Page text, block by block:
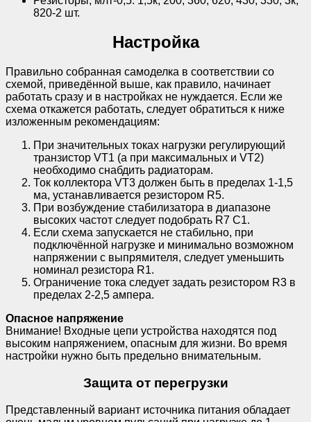
820-2 шт.
Настройка
Правильно собранная самоделка в соответствии со
схемой, приведённой выше, как правило, начинает
работать сразу и в настройках не нуждается. Если же
схема откажется работать, следует обратиться к ниже
изложенным рекомендациям:
При значительных токах нагрузки регулирующий
транзистор VT1 (а при максимальных и VT2)
необходимо снабдить радиаторам.
Ток коллектора VT3 должен быть в пределах 1-1,5
ма, устанавливается резистором R5.
При возбуждение стабилизатора в диапазоне
высоких частот следует подобрать R7 C1.
Если схема запускается не стабильно, при
подключённой нагрузке и минимально возможном
напряжении с выпрямителя, следует уменьшить
номинал резистора R1.
Ограничение тока следует задать резистором R3 в
пределах 2-2,5 ампера.
Опасное напряжение
Внимание! Входные цепи устройства находятся под
высоким напряжением, опасным для жизни. Во время
настройки нужно быть предельно внимательным.
Защита от перегрузки
Представленный вариант источника питания обладает